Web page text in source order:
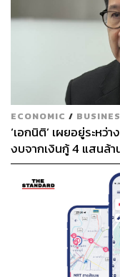
ECONOMIC /
‘เอกนิติ’ เผยอยู่ระหว่
งบจากเงินกู้ 4 แสนล้า
เฟส 2 มีเพียงพอ